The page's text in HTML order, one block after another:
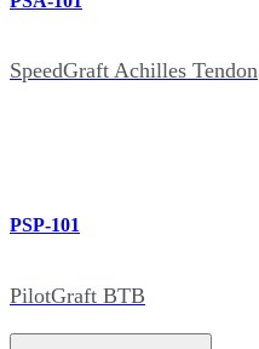
SpeedGraft Achilles Tendon
PSP-101
PilotGraft BTB